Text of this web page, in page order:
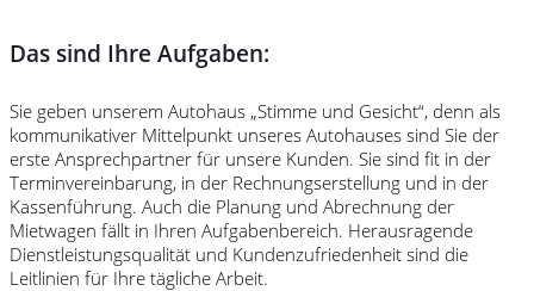
Das sind Ihre Aufgaben:
Sie geben unserem Autohaus „Stimme und Gesicht“, denn als
kommunikativer Mittelpunkt unseres Autohauses sind Sie der
erste Ansprechpartner für unsere Kunden. Sie sind fit in der
Terminvereinbarung, in der Rechnungserstellung und in der
Kassenführung. Auch die Planung und Abrechnung der
Mietwagen fällt in Ihren Aufgabenbereich. Herausragende
Dienstleistungsqualität und Kundenzufriedenheit sind die
Leitlinien für Ihre tägliche Arbeit.